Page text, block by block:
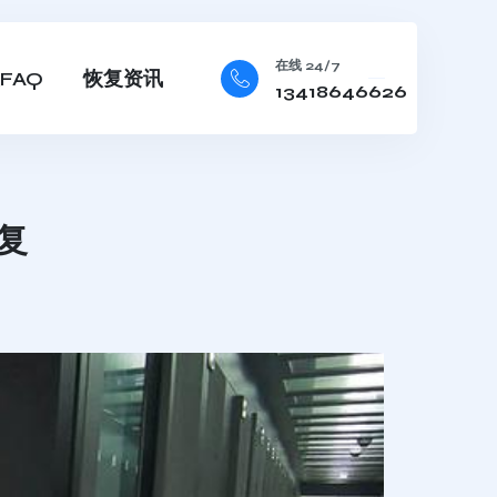
恢复资讯
在线 24/7
13418646626